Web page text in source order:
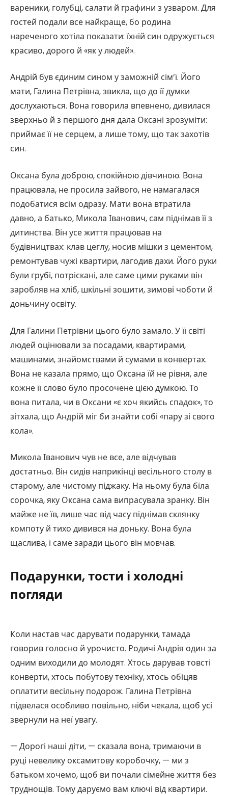
вареники, голубці, салати й графини з узваром. Для
гостей подали все найкраще, бо родина
нареченого хотіла показати: їхній син одружується
красиво, дорого й «як у людей».
Андрій був єдиним сином у заможній сім’ї. Його
мати, Галина Петрівна, звикла, що до її думки
дослухаються. Вона говорила впевнено, дивилася
зверхньо й з першого дня дала Оксані зрозуміти:
приймає її не серцем, а лише тому, що так захотів
син.
Оксана була доброю, спокійною дівчиною. Вона
працювала, не просила зайвого, не намагалася
подобатися всім одразу. Мати вона втратила
давно, а батько, Микола Іванович, сам піднімав її з
дитинства. Він усе життя працював на
будівництвах: клав цеглу, носив мішки з цементом,
ремонтував чужі квартири, лагодив дахи. Його руки
були грубі, потріскані, але саме цими руками він
заробляв на хліб, шкільні зошити, зимові чоботи й
доньчину освіту.
Для Галини Петрівни цього було замало. У її світі
людей оцінювали за посадами, квартирами,
машинами, знайомствами й сумами в конвертах.
Вона не казала прямо, що Оксана їй не рівня, але
кожне її слово було просочене цією думкою. То
вона питала, чи в Оксани «є хоч якийсь спадок», то
зітхала, що Андрій міг би знайти собі «пару зі свого
кола».
Микола Іванович чув не все, але відчував
достатньо. Він сидів наприкінці весільного столу в
старому, але чистому піджаку. На ньому була біла
сорочка, яку Оксана сама випрасувала зранку. Він
майже не їв, лише час від часу піднімав склянку
компоту й тихо дивився на доньку. Вона була
щаслива, і саме заради цього він мовчав.
Подарунки, тости і холодні
погляди
Коли настав час дарувати подарунки, тамада
говорив голосно й урочисто. Родичі Андрія один за
одним виходили до молодят. Хтось дарував товсті
конверти, хтось побутову техніку, хтось обіцяв
оплатити весільну подорож. Галина Петрівна
підвелася особливо повільно, ніби чекала, щоб усі
звернули на неї увагу.
— Дорогі наші діти, — сказала вона, тримаючи в
руці невелику оксамитову коробочку, — ми з
батьком хочемо, щоб ви почали сімейне життя без
труднощів. Тому даруємо вам ключі від квартири.